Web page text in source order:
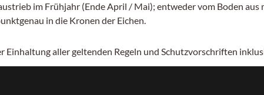
im Frühjahr (Ende April / Mai); entweder vom Boden
in die Kronen der Eichen.
aller geltenden Regeln und Schutzvorschriften